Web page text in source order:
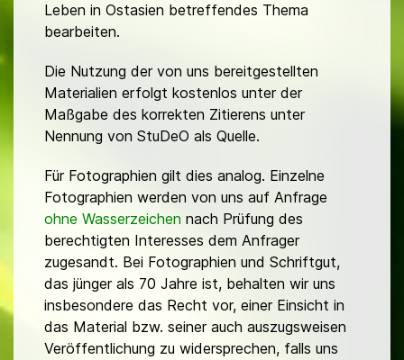
Leben in Ostasien betreffendes Thema
bearbeiten.
Die Nutzung der von uns bereitgestellten
Materialien erfolgt kostenlos unter der
Maßgabe des korrekten Zitierens unter
Nennung von StuDeO als Quelle.
Für Fotographien gilt dies analog. Einzelne
Fotographien werden von uns auf Anfrage
ohne Wasserzeichen nach Prüfung des
berechtigten Interesses dem Anfrager
zugesandt. Bei Fotographien und Schriftgut,
das jünger als 70 Jahre ist, behalten wir uns
insbesondere das Recht vor, einer Einsicht in
das Material bzw. seiner auch auszugsweisen
Veröffentlichung zu widersprechen, falls uns